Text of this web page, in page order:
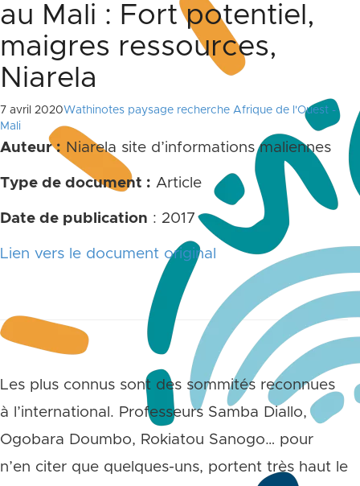
au Mali : Fort potentiel,
maigres ressources,
Niarela
7 avril 2020Wathinotes paysage recherche Afrique de l'Ouest -
Mali
Auteur : Niarela site d’informations maliennes
Type de document : Article
Date de publication : 2017
Lien vers le document original
Les plus connus sont des sommités reconnues
à l’international. Professeurs Samba Diallo,
Ogobara Doumbo, Rokiatou Sanogo… pour
n’en citer que quelques-uns, portent très haut le